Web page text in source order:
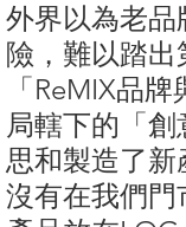
外界以為老
險，難以踏
「ReMIX品
局轄下的「
思和製造了
沒有在我們門